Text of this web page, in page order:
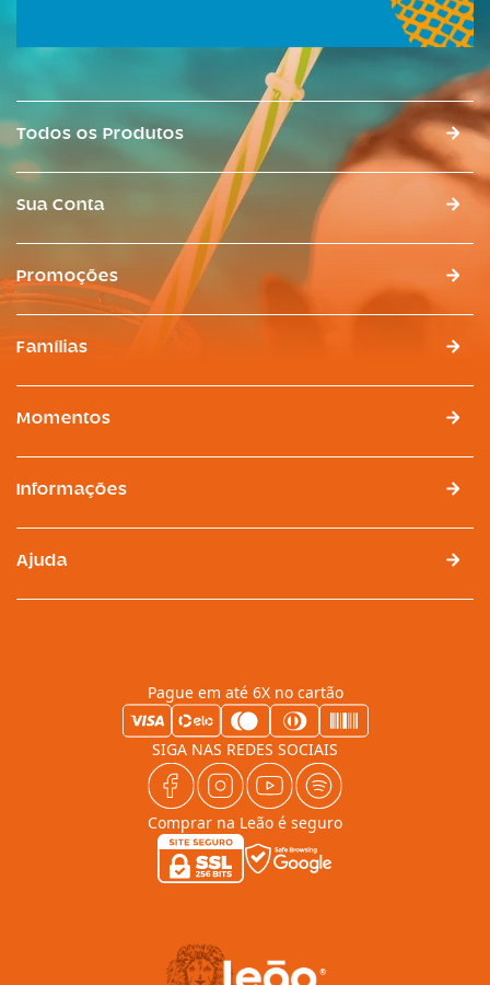
Todos os Produtos
Sua Conta
Promoções
Famílias
Momentos
Informações
Ajuda
Pague em até 6X no cartão
SIGA NAS REDES SOCIAIS
Comprar na Leão é seguro